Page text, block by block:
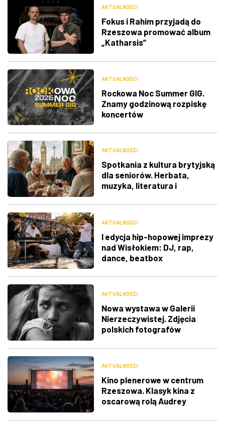
AKTUALNOŚCI
Fokus i Rahim przyjadą do
Rzeszowa promować album
„Katharsis”
AKTUALNOŚCI
Rockowa Noc Summer GIG.
Znamy godzinową rozpiskę
koncertów
AKTUALNOŚCI
Spotkania z kultura brytyjską
dla seniorów. Herbata,
muzyka, literatura i
AKTUALNOŚCI
I edycja hip-hopowej imprezy
nad Wisłokiem: DJ, rap,
dance, beatbox
AKTUALNOŚCI
Nowa wystawa w Galerii
Nierzeczywistej. Zdjęcia
polskich fotografów
AKTUALNOŚCI
Kino plenerowe w centrum
Rzeszowa. Klasyk kina z
oscarową rolą Audrey